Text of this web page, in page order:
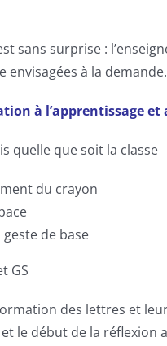
sans surprise :
envisagées à la demande.
à l’apprentissage
quelle que soit la classe
du crayon
de base
GS
des lettres et
et le début de la réflexion